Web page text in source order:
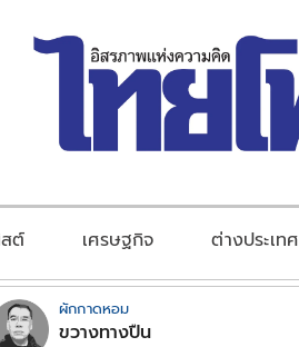
ต์ เศรษฐกิจ ต่างประเทศ
ผักกาดหอม
ขวางทางปืน